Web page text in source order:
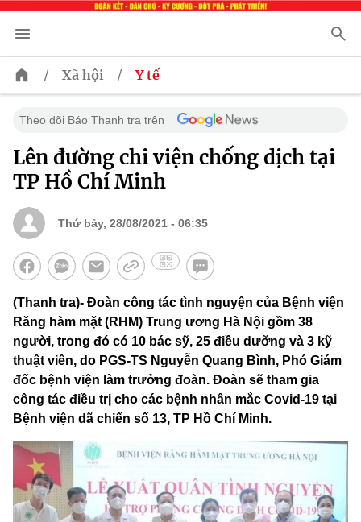
/ Xã hội / Y tế
Theo dõi Báo Thanh tra trên
Lên đường chi viện chống dịch tại
TP Hồ Chí Minh
Thứ bảy, 28/08/2021 - 06:35
(Thanh tra)- Đoàn công tác tình nguyện của Bệnh viện
Răng hàm mặt (RHM) Trung ương Hà Nội gồm 38
người, trong đó có 10 bác sỹ, 25 điều dưỡng và 3 kỹ
thuật viên, do PGS-TS Nguyễn Quang Bình, Phó Giám
đốc bệnh viện làm trưởng đoàn. Đoàn sẽ tham gia
công tác điều trị cho các bệnh nhân mắc Covid-19 tại
Bệnh viện dã chiến số 13, TP Hồ Chí Minh.